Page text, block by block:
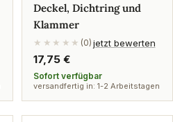
Deckel, Dichtring und
Klammer
★★★★★ (0) jetzt bewerten
Regulärer
Preis
17,75 €
Sofort verfügbar
versandfertig in: 1-2 Arbeitstagen